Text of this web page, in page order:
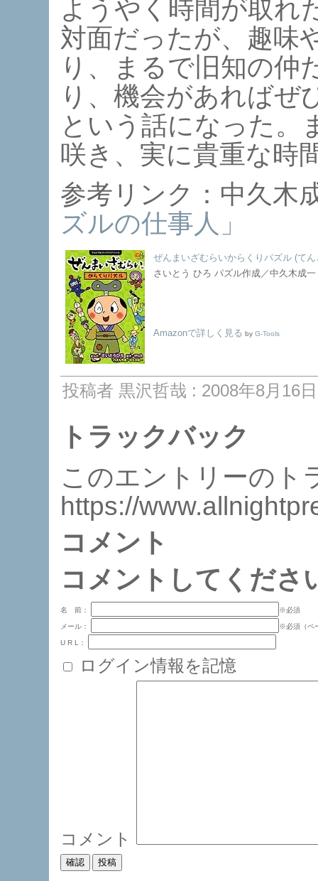
ようやく時間が取れ
対面だったが、趣味
り、まるで旧知の仲
り、機会があればぜ
という話になった。
咲き、実に貴重な時
参考リンク：中久木
ズルの仕事人」
ぜんまいざむらいからくりパズル (て
さいとう ひろ パズル作成／中久木成一
Amazonで詳しく見る by G-Tools
投稿者 黒沢哲哉 : 2008年8月16
トラックバック
このエントリーのト
https://
コメント
コメントしてくださ
名 前： ※必須
メール： ※必須（ペ
U R L：
ログイン情報を記憶
コメント